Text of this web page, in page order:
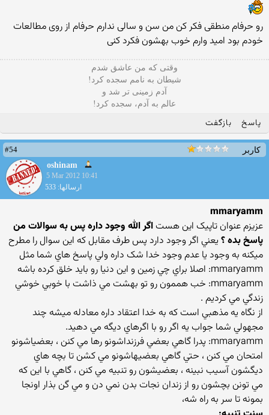
رو حرفام منطقی فکر کن من سن و سالی ندارم حرفام از روی مطالعات
خودم بود امید وارم خوب بهشون فکرد کنی
وقتی که من عاشق شدم
شیطان به نامم سجده کرد!
آدم زمینی تر شد و
عالم به آدم، سجده کرد!
پاسخ بازگفت
کاربر
#54
oshinam
5 Mar 2012 10:41
ارسالها: 533
mmaryamm
عزیزم عنوان تاپيک اين هستاگر الله وجود داره پس به سوالات من
پاسخ بده ؟ يعني اگر وجود دارد پس طرف مقابل که اين سوال را مطرح
ميکنه به وجود يا عدم وجود خدا شک داره ولي پاسخ هاي شما مثل
mmaryamm: اصلا براي چي زمين و اين دنيا رو بايد خلق کرده باشه
mmaryamm: خب هممون رو تو بهشت مي ذاشت با خوبي خوشي
زندگي مي کرديم .
از نگاه يه مذهبي است که به خدا اعتقاد داره معادله ميشه چند
مجهولي شما جواب يه اگر رو با اگرهاي ديگه مي دهيد.
mmaryamm: پدرا گاهي بعضي فرزنداشونو رها مي کنن ، بعضياشونو
امتحان مي کنن ، حتي گاهي بعضيهاشونو مي کشن تا بچه هاي
ديگشون آسيب نبينه ، بعضيشون رو تنبيه مي کنن ، گاهي با اين که
مي تونن بچشون رو از زندان نجات بدن نمي دن و مي گن بذار اونجا
بمونه تا سر به راه شه،